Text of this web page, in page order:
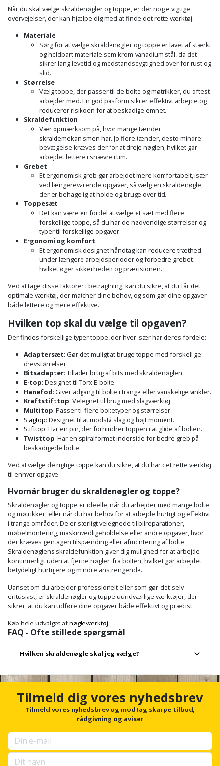
Når du skal vælge skraldenøgler og toppe, er der nogle vigtige
overvejelser, der kan hjælpe dig med at finde det rette værktøj.
Materiale
Sørg for at vælge skraldenøgler og toppe er lavet af stærkt
og holdbart materiale som krom-vanadium stål, da det
sikrer lang levetid og modstandsdygtighed over for rust og
slid.
Størrelse
Vælg toppe, der passer til de bolte og møtrikker, du oftest
arbejder med. En god pasform sikrer effektivt arbejde og
reducerer risikoen for at beskadige emnet.
Skraldefunktion
Vær opmærksom på, hvor mange tænder
skraldemekanismen har. Jo flere tænder, desto mindre
bevægelse kræves der for at dreje nøglen, hvilket gør
arbejdet lettere i snævre rum.
Grebet
Et ergonomisk greb gør arbejdet mere komfortabelt, især
ved længerevarende opgaver, så vælg en skraldenøgle,
der er behagelig at holde og bruge over tid.
Toppesæt
Det kan være en fordel at vælge et sæt med flere
forskellige toppe, så du har de nødvendige størrelser og
typer til forskellige opgaver.
Ergonomi og komfort
Et ergonomisk designet håndtag kan reducere træthed
under længere arbejdsperioder og forbedre grebet,
hvilket øger sikkerheden og præcisionen.
Ved at tage disse faktorer i betragtning, kan du sikre, at du får det
optimale værktøj, der matcher dine behov, og som gør dine opgaver
både lettere og mere effektive.
Hvilken top skal du vælge til opgaven?
Der findes forskellige typer toppe, der hver især har deres fordele:
Adaptersæt: Gør det muligt at bruge toppe med forskellige
drevstørrelser.
Bitsadapter: Tillader brug af bits med skraldenøglen.
E-top: Designet til Torx E-bolte.
Hanefod: Giver adgang til bolte i trange eller vanskelige vinkler.
Kraftstifttop: Velegnet til brug med slagværktøj.
Multitop: Passer til flere boltetyper og størrelser.
Slagtop: Designet til at modstå slag og højt moment.
Stifttop: Har en pin, der forhindrer toppen i at glide af bolten.
Twisttop: Har en spiralformet inderside for bedre greb på
beskadigede bolte.
Ved at vælge de rigtige toppe kan du sikre, at du har det rette værktøj
til enhver opgave.
Hvornår bruger du skraldenøgler og toppe?
Skraldenøgler og toppe er ideelle, når du arbejder med mange bolte
og møtrikker, eller når du har behov for at arbejde hurtigt og effektivt
i trange områder. De er særligt velegnede til bilreparationer,
møbelmontering, maskinvedligeholdelse eller andre opgaver, hvor
der kræves gentagen tilspænding eller afmontering af bolte.
Skraldenøglens skraldefunktion giver dig mulighed for at arbejde
kontinuerligt uden at fjerne nøglen fra bolten, hvilket gør arbejdet
betydeligt hurtigere og mindre anstrengende.
Uanset om du arbejder professionelt eller som gør-det-selv-
entusiast, er skraldenøgler og toppe uundværlige værktøjer, der
sikrer, at du kan udføre dine opgaver både effektivt og præcist.
Køb hele udvalget afnøgleværktøj.
FAQ - Ofte stillede spørgsmål
Hvilken skraldenøgle skal jeg vælge?
Arbejder du i trange rum, kan en skraldenøgle med
finfortanding og kompakt hoved være ideel.
Til tungere opgaver kan en større skraldenøgle med
længere håndtag give mere moment.
Overvej også, om du har brug for en skraldenøgle med
omskifterfunktion så du nemt kan skifte retning under
Tilmeld dig vores nyhedsbrev
Tilmeld vores nyhedsbrev og modtag skarpe tilbud,
rådgivning og aviser